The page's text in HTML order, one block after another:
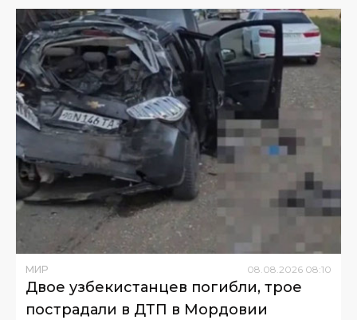
МИР 08.08.2026 08:10
Двое узбекистанцев погибли, трое
пострадали в ДТП в Мордовии